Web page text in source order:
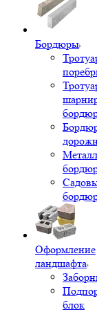
Бордюры
Оформление
ландшафта
блок